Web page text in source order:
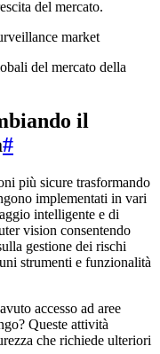
del mercato.
del mercato della
il
#
più sicure trasformando
implementati in vari
intelligente e di
vision consentendo
gestione dei rischi
strumenti e funzionalità
accesso ad aree
Queste attività
che richiede ulteriori